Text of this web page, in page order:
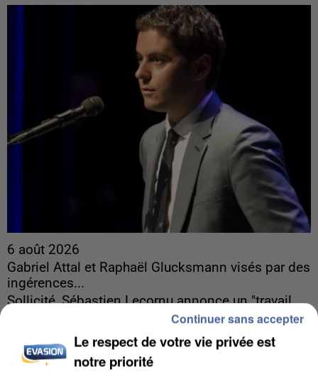
6 août 2026
Gabriel Attal et Raphaël Glucksmann visés par des
ingérences...
Sollicité, Sébastien Lecornu annonce un "travail
commun" avec les partis à la rentrée.
Le respect de votre vie privée est
notre priorité
Continuer sans accepter